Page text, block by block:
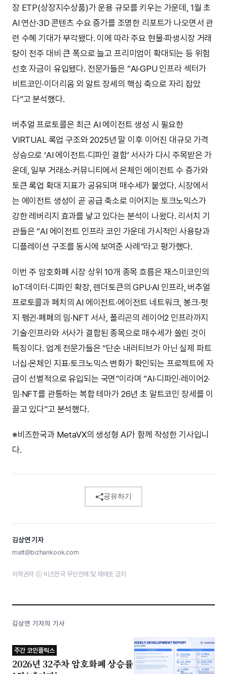
장 ETP(상장지수상품)가 운용 규모를 키우는 가운데, 1월 초
AI 연산·3D 콘텐츠 수요 증가를 조명한 리포트가 나오면서 관
련 수혜 기대가 부각됐다. 이에 따라 주요 현물·파생시장 거래
량이 전주 대비 큰 폭으로 늘고 프리미엄이 확대되는 등 위험
선호 자금이 유입됐다. 전문가들은 “AI·GPU 인프라 섹터가
비트코인·이더리움 외 알트 장세의 핵심 축으로 자리 잡았
다”고 분석했다.
버추얼 프로토콜은 최근 AI 에이전트 생성 시 필요한
VIRTUAL 록업 구조와 2025년 말 이후 이어진 대규모 가격
상승으로 ‘AI 에이전트·디파인 결합’ 서사가 다시 주목받은 가
운데, 일부 거래소·커뮤니티에서 온체인 에이전트 수 증가와
토큰 록업 확대 지표가 공유되며 매수세가 붙었다. 시장에서
는 에이전트 생성이 곧 공급 축소로 이어지는 토크노믹스가
강한 레버리지 효과를 낳고 있다는 분석이 나왔다. 리서치 기
관들은 “AI 에이전트 인프라 코인 가운데 가시적인 사용량과
디플레이션 구조를 동시에 보여준 사례”라고 평가했다.
이번 주 암호화폐 시장 상위 10개 종목 흐름은 재스미코인의
IoT·데이터·디파인 확장, 렌더토큰의 GPU·AI 인프라, 버추얼
프로토콜과 페치의 AI 에이전트·에이전트 네트워크, 봉크·펏
지 펭귄·페페의 밈·NFT 서사, 폴리곤의 레이어2 인프라까지
기술·인프라와 서사가 결합된 종목으로 매수세가 쏠린 것이
특징이다. 업계 전문가들은 “단순 내러티브가 아닌 실제 파트
너십·온체인 지표·토크노믹스 변화가 확인되는 프로젝트에 자
금이 선별적으로 유입되는 국면”이라며 “AI·디파인·레이어2·
밈·NFT를 관통하는 복합 테마가 26년 초 알트코인 장세를 이
끌고 있다”고 분석했다.
※비즈한국과 MetaVX의 생성형 AI가 함께 작성한 기사입니
다.
공유하기
김상연 기자
matt@bizhankook.com
저작권자 ⓒ 비즈한국 무단전재 및 재배포 금지
김상연 기자의 기사
주간 코인플릭스
2026년 32주차 암호화폐 상승률